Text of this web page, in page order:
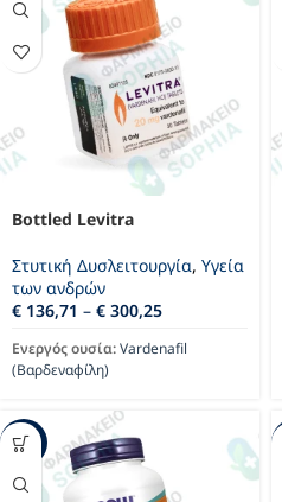
Bottled Levitra
Στυτική Δυσλειτουργία, Υγεία
των ανδρών
€ 136,71 – € 300,25
Ενεργός ουσία:Vardenafil
(Βαρδεναφίλη)
-40%